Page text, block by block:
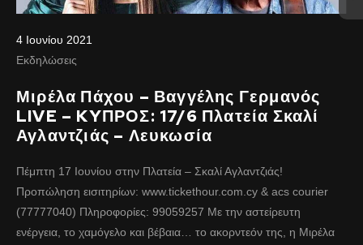
4 Ιουνίου 2021
Εκδηλώσεις
Μιρέλα Πάχου – Βαγγέλης Γερμανός
LIVE – KYΠΡΟΣ: 17/6 Πλατεία Σκαλί
Αγλαντζιάς – Λευκωσία
Πέμπτη 17 Ιουνίου στην Πλατεία – Σκαλί Αγλαντζιάς!
Προπώληση εισιτηρίων: www.tickethour.com.cy & acs courier
(77777040) Πληροφορίες: 99059257 Με την αστείρευτη
ενέργεια, το χαμόγελο και βέβαια… το ακορντεόν της, η Μιρέλα